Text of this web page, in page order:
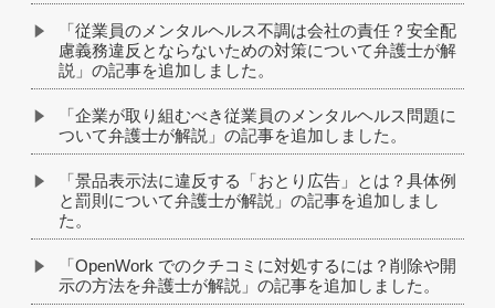
「従業員のメンタルヘルス不調は会社の責任？安全配
慮義務違反とならないための対策について弁護士が解
説」の記事を追加しました。
「企業が取り組むべき従業員のメンタルヘルス問題に
ついて弁護士が解説」の記事を追加しました。
「景品表示法に違反する「おとり広告」とは？具体例
と罰則について弁護士が解説」の記事を追加しまし
た。
「OpenWork でのクチコミに対処するには？削除や開
示の方法を弁護士が解説」の記事を追加しました。